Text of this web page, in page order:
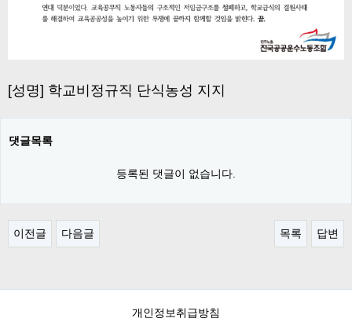
[성명] 학교비정규직 단식농성 지지
댓글목록
등록된 댓글이 없습니다.
이전글 다음글 목록 답변
개인정보취급방침